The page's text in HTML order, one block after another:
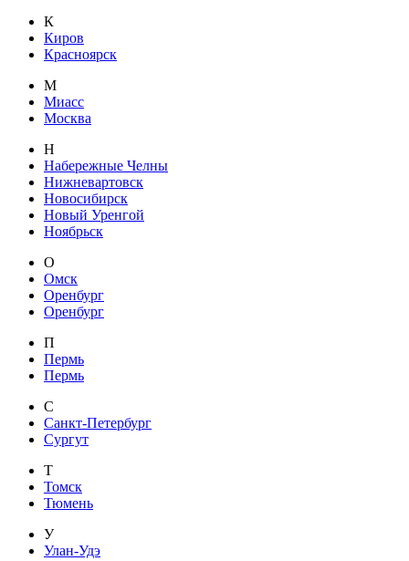
К
Киров
Красноярск
М
Миасс
Москва
Н
Набережные Челны
Нижневартовск
Новосибирск
Новый Уренгой
Ноябрьск
О
Омск
Оренбург
Оренбург
П
Пермь
Пермь
С
Санкт-Петербург
Сургут
Т
Томск
Тюмень
У
Улан-Удэ